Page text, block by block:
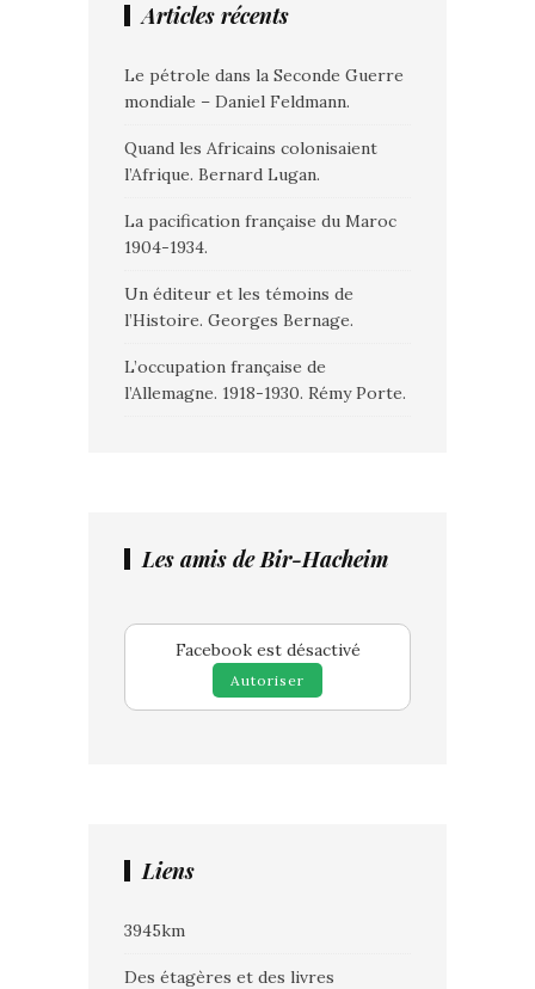
Articles récents
Le pétrole dans la Seconde Guerre
mondiale – Daniel Feldmann.
Quand les Africains colonisaient
l’Afrique. Bernard Lugan.
La pacification française du Maroc
1904-1934.
Un éditeur et les témoins de
l’Histoire. Georges Bernage.
L’occupation française de
l’Allemagne. 1918-1930. Rémy Porte.
Les amis de Bir-Hacheim
Facebook est désactivé
Autoriser
Liens
3945km
Des étagères et des livres